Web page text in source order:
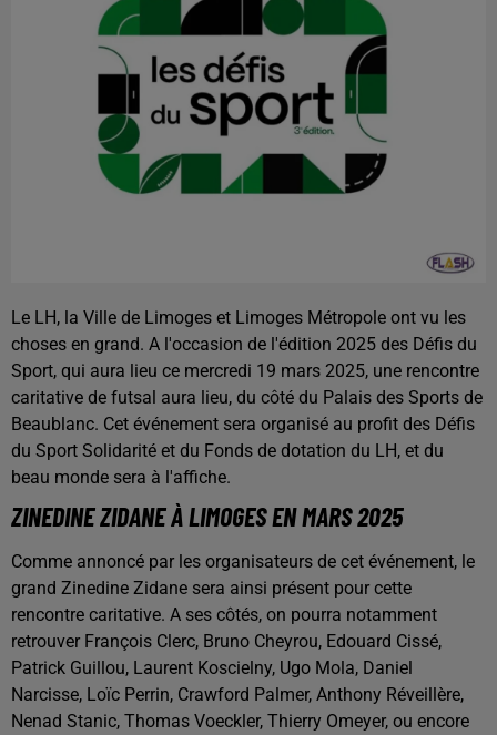
Le LH, la Ville de Limoges et Limoges Métropole ont vu les
choses en grand. A l'occasion de l'édition 2025 des Défis du
Sport, qui aura lieu ce mercredi 19 mars 2025, une rencontre
caritative de futsal aura lieu, du côté du Palais des Sports de
Beaublanc. Cet événement sera organisé au profit des Défis
du Sport Solidarité et du Fonds de dotation du LH, et du
beau monde sera à l'affiche.
ZINEDINE ZIDANE À LIMOGES EN MARS 2025
Comme annoncé par les organisateurs de cet événement, le
grand Zinedine Zidane sera ainsi présent pour cette
rencontre caritative. A ses côtés, on pourra notamment
retrouver François Clerc, Bruno Cheyrou, Edouard Cissé,
Patrick Guillou, Laurent Koscielny, Ugo Mola, Daniel
Narcisse, Loïc Perrin, Crawford Palmer, Anthony Réveillère,
Nenad Stanic, Thomas Voeckler, Thierry Omeyer, ou encore